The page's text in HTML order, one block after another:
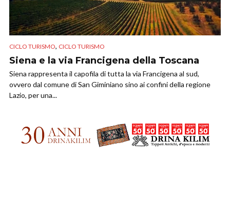
CICLO TURISMO, CICLO TURISMO
Siena e la via Francigena della Toscana
Siena rappresenta il capofila di tutta la via Francigena al sud,
ovvero dal comune di San Giminiano sino ai confini della regione
Lazio, per una...